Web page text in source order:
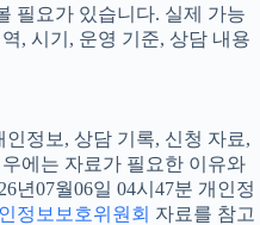
필요가 있습니다. 실제 가능
, 시기, 운영 기준, 상담 내용
정보, 상담 기록, 신청 자료,
에는 자료가 필요한 이유와
년07월06일 04시47분 개인정
정보보호위원회 자료를 참고